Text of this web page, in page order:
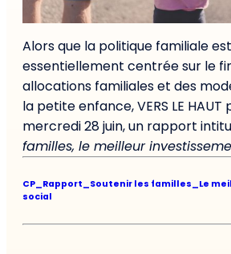
Alors que la politique familiale
essentiellement centrée sur le
allocations familiales et des
la petite enfance, VERS LE HAUT
mercredi 28 juin, un rapport
familles, le meilleur
CP_Rapport_Soutenir les familles_Le
social